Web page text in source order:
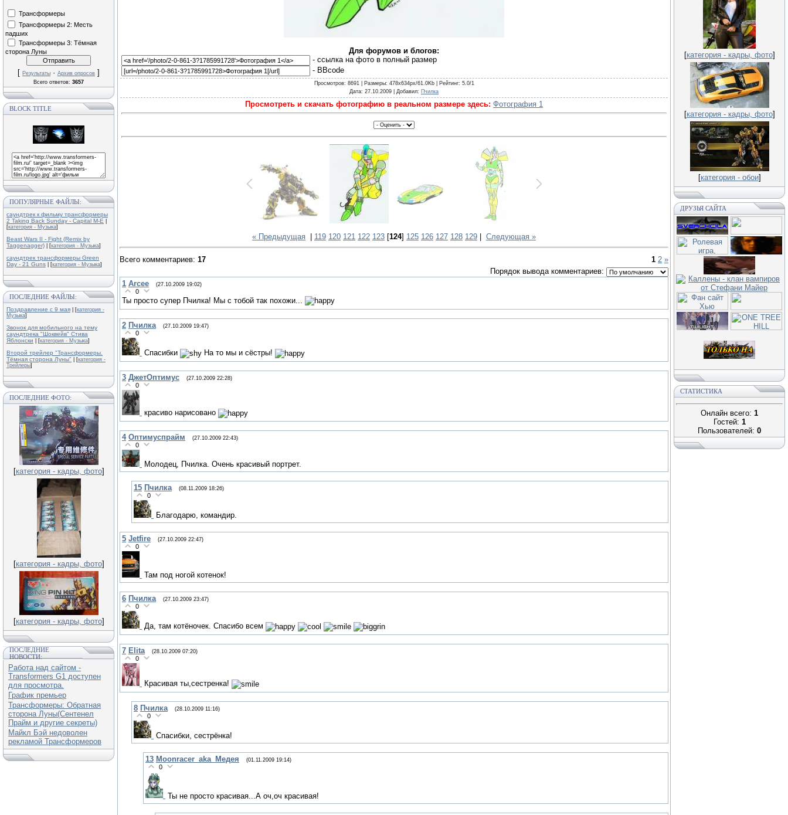
Трансформеры
Трансформеры 2: Месть
падших
Трансформеры 3: Тёмная
сторона Луны
[ Результаты · Архив опросов ]
Всего ответов: 3657
BLOCK TITLE
ПОПУЛЯРНЫЕ ФАЙЛЫ:
саундтрек к фильму трансформеры
2 Taking Back Sunday - Capital M-E
[категория - Музыка]
Beast Wars II - Fight (Remix by
Taggenagger)
| [категория - Музыка]
саундтрек трансформеры Green
Day - 21 Guns
| [категория - Музыка]
ПОСЛЕДНИЕ ФАЙЛЫ:
Поздравление с 9 мая | [категория -
Музыка]
Звонок для мобильного на тему
саундтрека "Шоквейв" Стива
Яблонски
| [категория - Музыка]
Второй трейлер "Трансформеры.
Тёмная сторона Луны"
| [категория -
Трейлеры]
ПОСЛЕДНИЕ ФОТО:
[категория - кадры, фото]
[категория - кадры, фото]
[категория - кадры, фото]
ПОСЛЕДНИЕ
НОВОСТИ:
Работа над сайтом -
Transformers G1 доступен
для просмотра.
График премьер
Трансформеры: Обратная
сторона Луны(Сентенел
Прайм и другие секреты)
Майкл Бэй недоволен
рекламой Трансформеров
Для форумов и блогов:
- cсылка на фото в полный размер
- BBcode
Просмотров: 8691 | Размеры: 478x634px/61.0Kb | Рейтинг: 5.0/1
Дата: 27.10.2009 | Добавил: Пчилка
Просмотреть и скачать фотографию в реальном размере здесь: Фотография 1
« Предыдущая 119 120 121 122 123 [124] 125 126 127 128 129 Следующая »
Всего комментариев: 17 1 2 »
Порядок вывода комментариев:
1 Arcee (27.10.2009 19:02)
0
Ты просто супер Пчилка! Мы с тобой так похожи...
2 Пчилка (27.10.2009 19:47)
0
Спасибки На то мы и сёстры!
3 ДжетОптимус (27.10.2009 22:28)
0
красиво нарисовано
4 Оптимуспрайм (27.10.2009 22:43)
0
Молодец, Пчилка. Очень красивый портрет.
15 Пчилка (08.11.2009 18:26)
0
Благодарю, командир.
5 Jetfire (27.10.2009 22:47)
0
Там под ногой котенок!
6 Пчилка (27.10.2009 23:47)
0
Да, там котёночек. Спасибо всем
7 Elita (28.10.2009 07:20)
0
Красивая ты,сестренка!
8 Пчилка (28.10.2009 11:16)
0
Спасибки, сестрёнка!
13 Moonracer_aka_Медея (01.11.2009 19:14)
0
Ты не просто красивая...А оч,оч красивая!
[категория - кадры, фото]
[категория - кадры, фото]
[категория - обои]
ДРУЗЬЯ САЙТА
СТАТИСТИКА
Онлайн всего: 1
Гостей: 1
Пользователей: 0